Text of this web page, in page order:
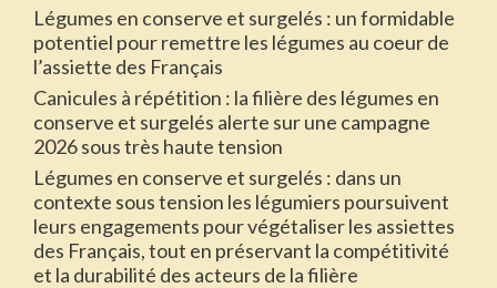
Légumes en conserve et surgelés : un formidable
potentiel pour remettre les légumes au coeur de
l’assiette des Français
Canicules à répétition : la filière des légumes en
conserve et surgelés alerte sur une campagne
2026 sous très haute tension
Légumes en conserve et surgelés : dans un
contexte sous tension les légumiers poursuivent
leurs engagements pour végétaliser les assiettes
des Français, tout en préservant la compétitivité
et la durabilité des acteurs de la filière